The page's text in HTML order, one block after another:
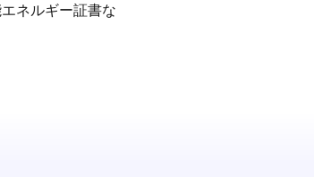
ネルギー証書な